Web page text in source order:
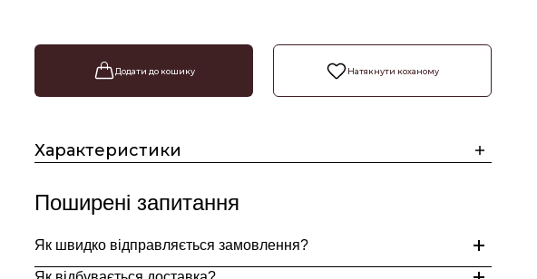
Додати до кошику Натякнути коханому
Характеристики
Поширені запитання
Як швидко відправляється замовлення?